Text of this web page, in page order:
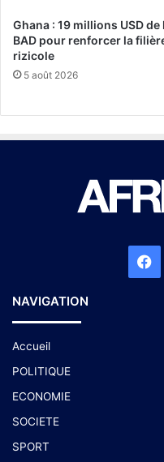
Ghana : 19 millions USD de
BAD pour renforcer la
rizicole
5 août 2026
NAVIGATION
Accueil
POLITIQUE
ECONOMIE
SOCIETE
SPORT